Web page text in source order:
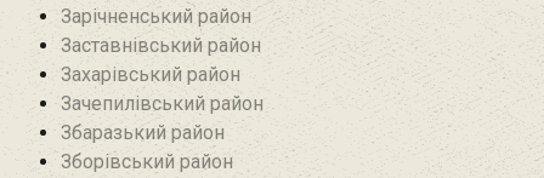
Зарічненський район
Заставнівський район
Захарівський район
Зачепилівський район
Збаразький район‎
Зборівський район